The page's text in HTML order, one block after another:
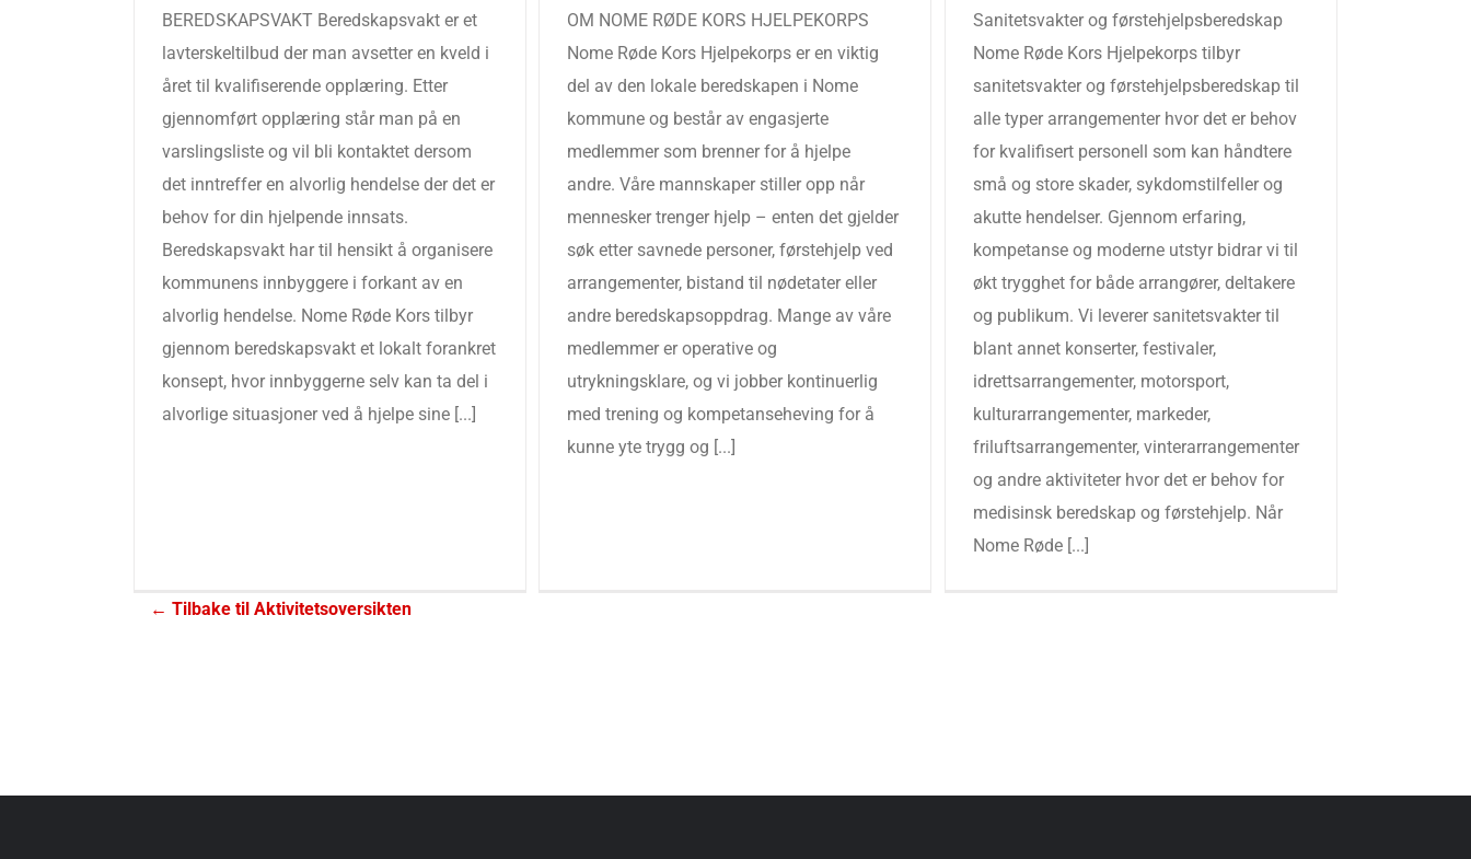
BEREDSKAPSVAKT Beredskapsvakt er et
lavterskeltilbud der man avsetter en kveld i
året til kvalifiserende opplæring. Etter
gjennomført opplæring står man på en
varslingsliste og vil bli kontaktet dersom
det inntreffer en alvorlig hendelse der det er
behov for din hjelpende innsats.
Beredskapsvakt har til hensikt å organisere
kommunens innbyggere i forkant av en
alvorlig hendelse. Nome Røde Kors tilbyr
gjennom beredskapsvakt et lokalt forankret
konsept, hvor innbyggerne selv kan ta del i
alvorlige situasjoner ved å hjelpe sine [...]
OM NOME RØDE KORS HJELPEKORPS
Nome Røde Kors Hjelpekorps er en viktig
del av den lokale beredskapen i Nome
kommune og består av engasjerte
medlemmer som brenner for å hjelpe
andre. Våre mannskaper stiller opp når
mennesker trenger hjelp – enten det gjelder
søk etter savnede personer, førstehjelp ved
arrangementer, bistand til nødetater eller
andre beredskapsoppdrag. Mange av våre
medlemmer er operative og
utrykningsklare, og vi jobber kontinuerlig
med trening og kompetanseheving for å
kunne yte trygg og [...]
Sanitetsvakter og førstehjelpsberedskap
Nome Røde Kors Hjelpekorps tilbyr
sanitetsvakter og førstehjelpsberedskap til
alle typer arrangementer hvor det er behov
for kvalifisert personell som kan håndtere
små og store skader, sykdomstilfeller og
akutte hendelser. Gjennom erfaring,
kompetanse og moderne utstyr bidrar vi til
økt trygghet for både arrangører, deltakere
og publikum. Vi leverer sanitetsvakter til
blant annet konserter, festivaler,
idrettsarrangementer, motorsport,
kulturarrangementer, markeder,
friluftsarrangementer, vinterarrangementer
og andre aktiviteter hvor det er behov for
medisinsk beredskap og førstehjelp. Når
Nome Røde [...]
← Tilbake til Aktivitetsoversikten